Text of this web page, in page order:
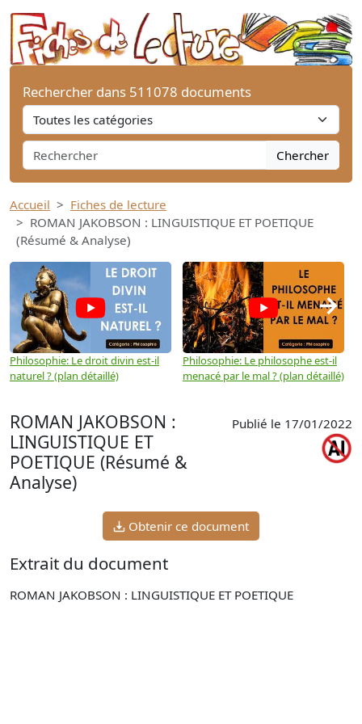
Rechercher dans 511078 documents
Chercher
Accueil
Fiches de lecture
ROMAN JAKOBSON : LINGUISTIQUE ET POETIQUE
(Résumé & Analyse)
Philosophie: Le droit divin est-il
naturel ? (plan détaillé)
Philosophie: Le philosophe est-il
menacé par le mal ? (plan détaillé)
→
ROMAN JAKOBSON :
LINGUISTIQUE ET
POETIQUE (Résumé &
Analyse)
Publié le 17/01/2022
Obtenir ce document
Extrait du document
ROMAN JAKOBSON : LINGUISTIQUE ET POETIQUE